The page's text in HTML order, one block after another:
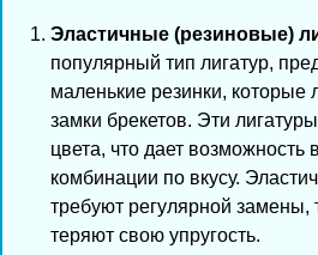
Эластичные (резиновые)
популярный тип лигатур,
маленькие резинки, которые
замки брекетов. Эти
цвета, что дает
комбинации по вкусу.
требуют регулярной замены,
теряют свою упругость.